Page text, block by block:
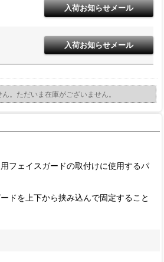
。ただいま在庫がございません。
フェイスガードの取付けに使用するパ
ドを上下から挟み込んで固定すること